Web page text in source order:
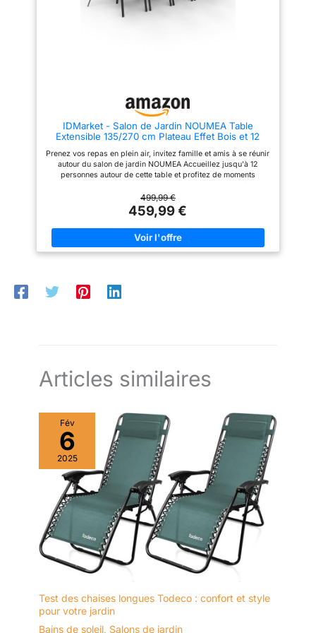
extérieur. 【Système de
Glissement Sûr et Manipulation
robustesse, sa légèreté permet
【Montage Simplifié pour une
Mise en Service Rapide】 :
d'emboîtement bien conçu, au
guide d'assemblage illustré et à
toutes les pièces nécessaires
tarder de votre nouveau salon
personnes. 【Satisfaction
Garantie】 : Votre satisfaction
est notre priorité absolue. Pour
contacter. Nous vous offrirons
un support technique expert et
IDMarket - Salon de Jardin NOUMEA Table
Extensible 135/270 cm Plateau Effet Bois et 12
Prenez vos repas en plein air, invitez famille et amis à se réunir
autour du salon de jardin NOUMEA Accueillez jusqu'à 12
personnes autour de cette table et profitez de moments
et déplier – Chaises empilables structure noire Structure table
en aluminium - Plateau verre trempé effet bois – Chaises en
métal et toile textilène Dim. table dépliée : L. 270 x l. 80 x H. 73
cm – Dimensions table pliée : L. 135 x l. 80 x H. 73 cm
499,99 €
459,99 €
Articles similaires
Fév
6
2025
Test des chaises longues Todeco : confort et style
pour votre jardin
Bains de soleil, Salons de jardin